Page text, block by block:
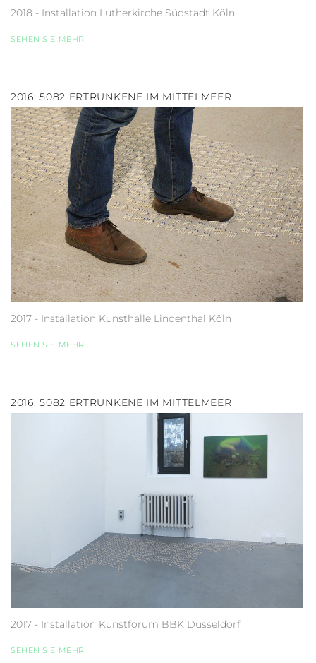
2018 - Installation Lutherkirche Südstadt Köln
SEHEN SIE MEHR
2016: 5082 ERTRUNKENE IM MITTELMEER
2017 - Installation Kunsthalle Lindenthal Köln
SEHEN SIE MEHR
2016: 5082 ERTRUNKENE IM MITTELMEER
2017 - Installation Kunstforum BBK Düsseldorf
SEHEN SIE MEHR